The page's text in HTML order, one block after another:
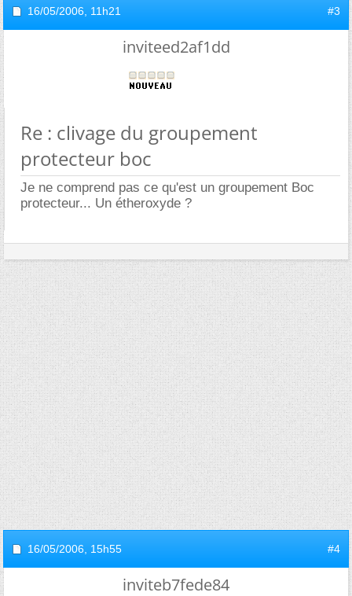
16/05/2006, 11h21 #3
inviteed2af1dd
Re : clivage du groupement
protecteur boc
Je ne comprend pas ce qu'est un groupement Boc
protecteur... Un étheroxyde ?
16/05/2006, 15h55 #4
inviteb7fede84